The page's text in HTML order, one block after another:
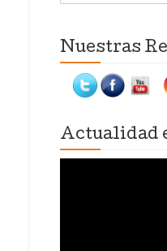
Nuestras
Actualidad